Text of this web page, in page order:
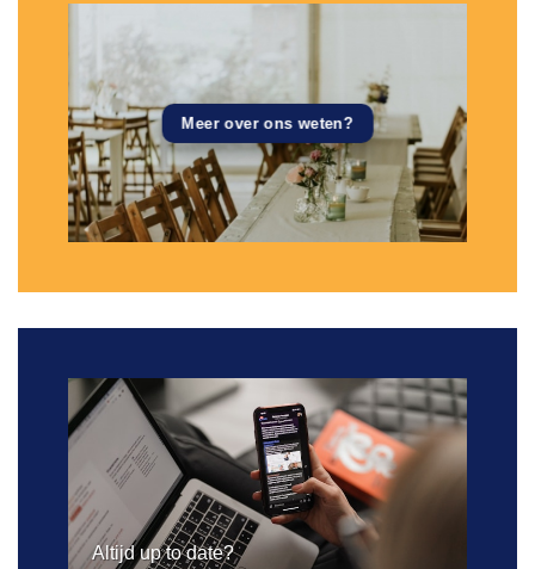
Meer over ons weten?
Altijd up to date?